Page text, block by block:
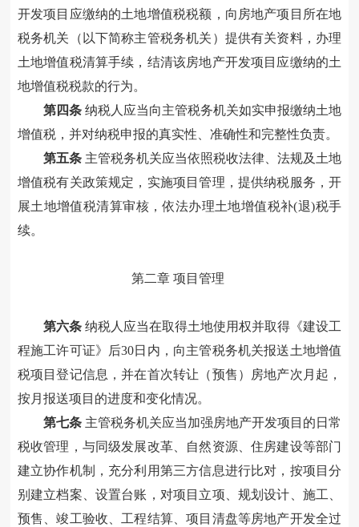
开发项目应缴纳的土地增值税税额，向房地产项目所在地
税务机关（以下简称主管税务机关）提供有关资料，办理
土地增值税清算手续，结清该房地产开发项目应缴纳的土
地增值税税款的行为。
第四条 纳税人应当向主管税务机关如实申报缴纳土地
增值税，并对纳税申报的真实性、准确性和完整性负责。
第五条 主管税务机关应当依照税收法律、法规及土地
增值税有关政策规定，实施项目管理，提供纳税服务，开
展土地增值税清算审核，依法办理土地增值税补(退)税手
续。
第二章 项目管理
第六条纳税人应当在取得土地使用权并取得《建设工
程施工许可证》
后30日内，向主管税务机关报送土地增值
税项目登记信息，并在首次转让（预售）房地产次月起，
按月报送项目的进度和变化情况。
第七条主管税务机关应当加强房地产开发项目的日常
税收管理，与同级发展改革、自然资源、住房建设等部门
建立协作机制，充分利用第三方信息进行比对，按项目分
别建立档案、设置台账 ，对项目立项、规划设计、施工、
预售、竣工验收、工程结算、项目清盘等房地产开发全过